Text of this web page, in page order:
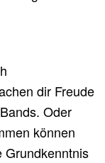
dir Freude
Oder
können
Grundkenntnis